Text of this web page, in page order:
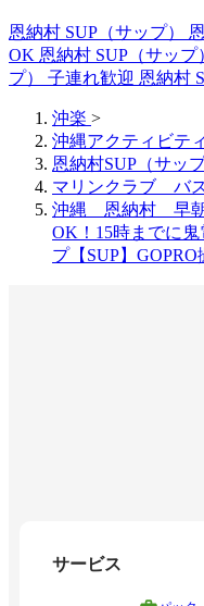
恩納村 SUP（サップ）
OK 恩納村 SUP（サップ
プ） 子連れ歓迎 恩納村
沖楽 >
沖縄アクティビティ
恩納村SUP（サッ
マリンクラブ バ
沖縄 恩納村 早朝
OK！15時までに
プ【SUP】
サービス